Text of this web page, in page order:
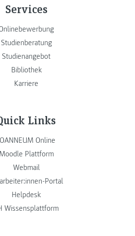
Services
Studienberatung
Studienangebot
Bibliothek
Karriere
Links
Online
Moodle Plattform
Webmail
Portal
Helpdesk
Wissensplattform